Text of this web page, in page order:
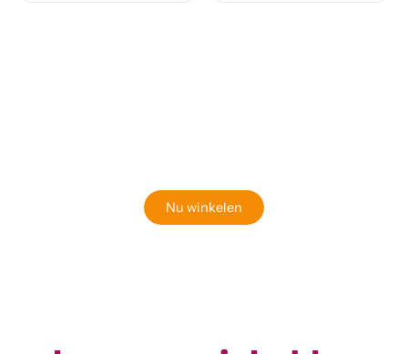
Nu winkelen